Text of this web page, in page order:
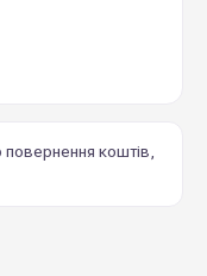
коштів,